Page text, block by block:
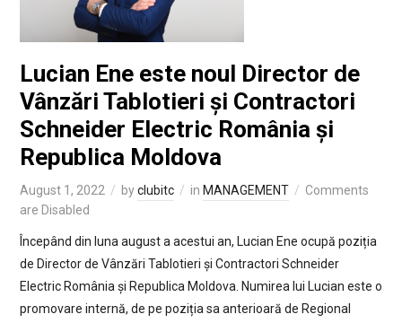
Lucian Ene este noul Director de
Vânzări Tablotieri și Contractori
Schneider Electric România și
Republica Moldova
August 1, 2022 byclubitc in MANAGEMENT
Comments
are Disabled
Începând din luna august a acestui an, Lucian Ene ocupă poziția
de Director de Vânzări Tablotieri și Contractori Schneider
Electric România și Republica Moldova. Numirea lui Lucian este o
promovare internă, de pe poziția sa anterioară de Regional